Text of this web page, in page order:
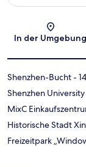
In der Umgebung
Shenzhen-Bucht-
Shenzhen University
MixC
Historische Stadt
Freizeitpark